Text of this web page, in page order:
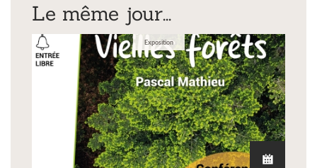
Le même jour...
Exposition